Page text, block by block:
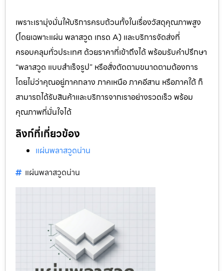
เพราะเรามุ่งมั่นให้บริการครบถ้วนทั้งในเรื่องวัสดุคุณภาพสูง
(โดยเฉพาะแผ่น พลาสวูด เกรด A) และบริการจัดส่งที่
ครอบคลุมทั่วประเทศ ด้วยราคาที่เข้าถึงได้ พร้อมรับคำปรึกษา
“พลาสวูด แบบสำเร็จรูป” หรือสั่งตัดตามขนาดตามต้องการ
โดยไม่ว่าคุณอยู่ภาคกลาง ภาคเหนือ ภาคอีสาน หรือภาคใต้ ก็
สามารถได้รับสินค้าและบริการจากเราอย่างรวดเร็ว พร้อม
คุณภาพที่มั่นใจได้
ลิงก์ที่เกี่ยวข้อง
แผ่นพลาสวูดน่าน
แผ่นพลาสวูดน่าน